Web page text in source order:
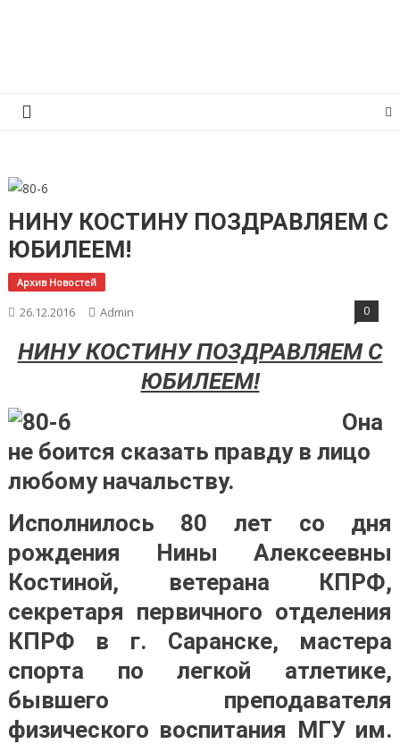
НИНУ КОСТИНУ ПОЗДРАВЛЯЕМ С
ЮБИЛЕЕМ!
Архив Новостей
26.12.2016 Admin 0
НИНУ КОСТИНУ ПОЗДРАВЛЯЕМ С
ЮБИЛЕЕМ!
Она
не боится сказать правду в лицо
любому начальству.
Исполнилось 80 лет со дня
рождения Нины Алексеевны
Костиной, ветерана КПРФ,
секретаря первичного отделения
КПРФ в г. Саранске, мастера
спорта по легкой атлетике,
бывшего преподавателя
физического воспитания МГУ им.